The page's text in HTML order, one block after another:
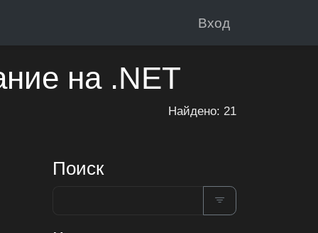
Вход
на .NET
Найдено: 21
Поиск